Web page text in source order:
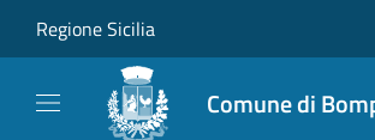
Regione Sicilia
Comune di